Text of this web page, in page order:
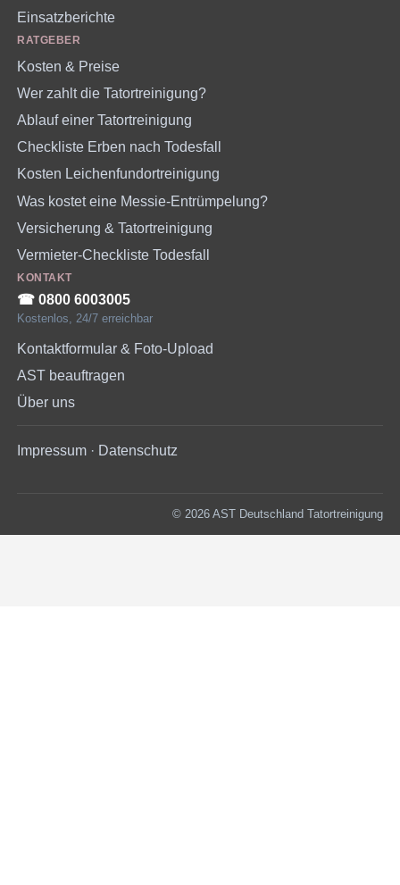
Einsatzberichte
RATGEBER
Kosten & Preise
Wer zahlt die Tatortreinigung?
Ablauf einer Tatortreinigung
Checkliste Erben nach Todesfall
Kosten Leichenfundortreinigung
Was kostet eine Messie-Entrümpelung?
Versicherung & Tatortreinigung
Vermieter-Checkliste Todesfall
KONTAKT
☎︎ 0800 6003005
Kostenlos, 24/7 erreichbar
Kontaktformular & Foto-Upload
AST beauftragen
Über uns
Impressum · Datenschutz
© 2026 AST Deutschland Tatortreinigung